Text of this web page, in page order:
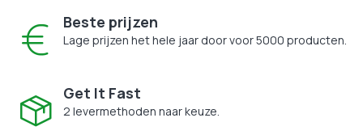
Beste prijzen
Lage prijzen het hele jaar door voor 5000 producten.
Get It Fast
2 levermethoden naar keuze.